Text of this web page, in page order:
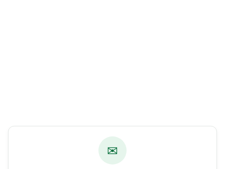
✉